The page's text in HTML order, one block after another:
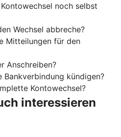
noch selbst
Wechsel abbreche?
Mitteilungen für den
Anschreiben?
Bankverbindung kündigen?
Kontowechsel?
interessieren